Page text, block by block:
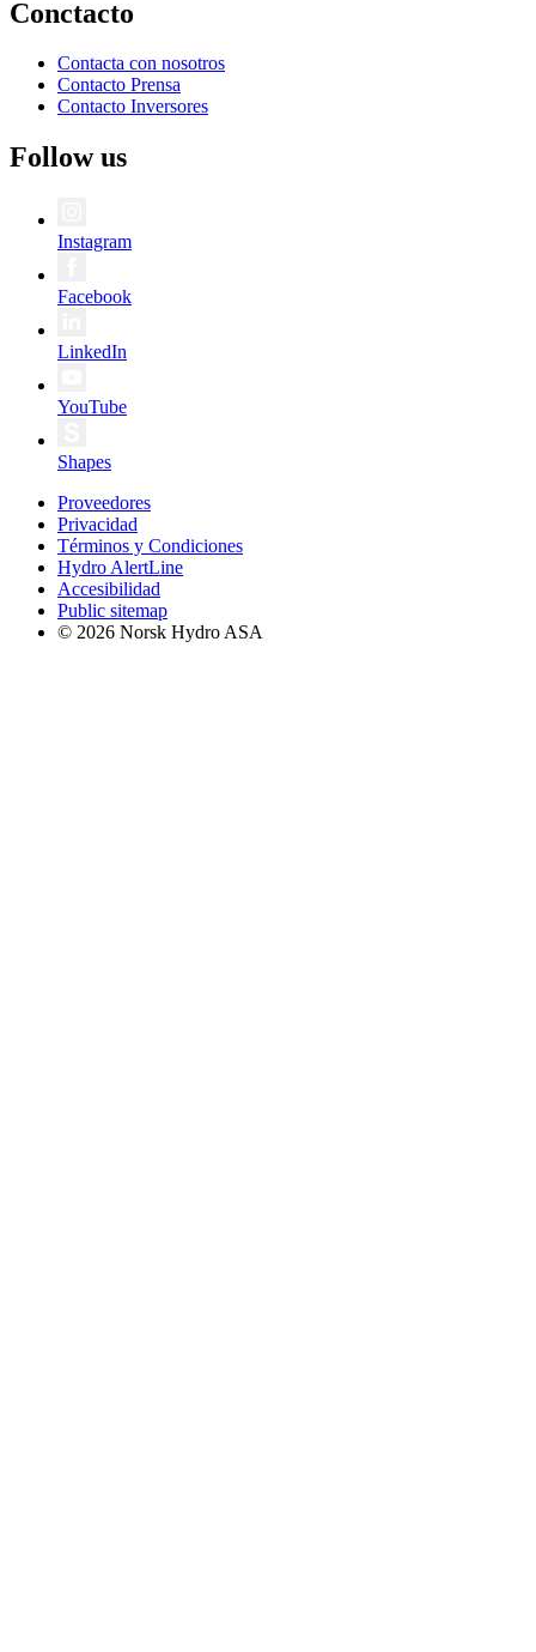
Conctacto
Contacta con nosotros
Contacto Prensa
Contacto Inversores
Follow us
Instagram
Facebook
LinkedIn
YouTube
Shapes
Proveedores
Privacidad
Términos y Condiciones
Hydro AlertLine
Accesibilidad
Public sitemap
© 2026 Norsk Hydro ASA